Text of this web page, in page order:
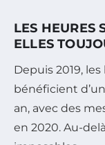
LES HEURES
ELLES
Depuis 2019,
bénéficient
an, avec des
en 2020. Au-